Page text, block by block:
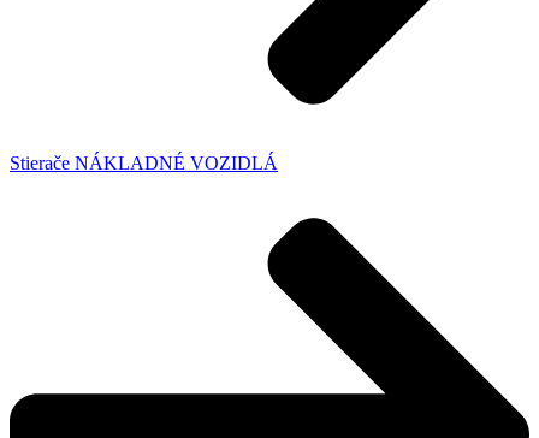
Stierače NÁKLADNÉ VOZIDLÁ